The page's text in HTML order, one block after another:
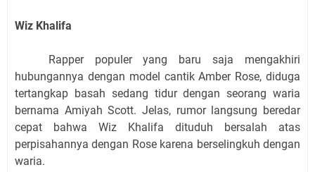
Wiz Khalifa
Rapper populer yang baru saja mengakhiri
hubungannya dengan model cantik Amber Rose, diduga
tertangkap basah sedang tidur dengan seorang waria
bernama Amiyah Scott. Jelas, rumor langsung beredar
cepat bahwa Wiz Khalifa dituduh bersalah atas
perpisahannya dengan Rose karena berselingkuh dengan
waria.